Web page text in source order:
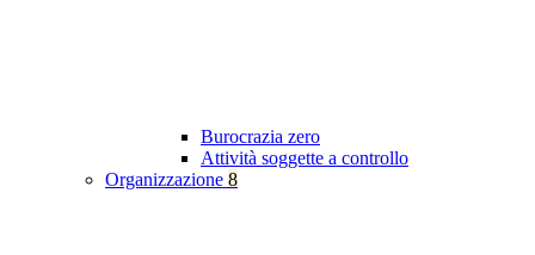
Burocrazia zero
Attività soggette a controllo
Organizzazione 8